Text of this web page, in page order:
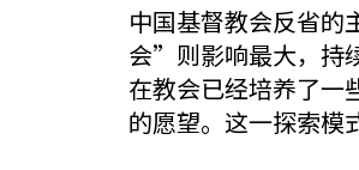
中国基督教会反省
会”则影响最大，持
在教会已经培养了
的愿望。这一探索模